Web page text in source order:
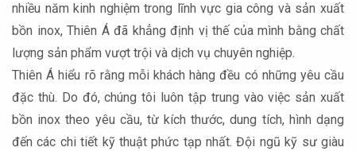
nhiều năm kinh nghiệm trong lĩnh vực gia công và sản xuất
bồn inox, Thiên Á đã khẳng định vị thế của mình bằng chất
lượng sản phẩm vượt trội và dịch vụ chuyên nghiệp.
Thiên Á hiểu rõ rằng mỗi khách hàng đều có những yêu cầu
đặc thù. Do đó, chúng tôi luôn tập trung vào việc sản xuất
bồn inox theo yêu cầu, từ kích thước, dung tích, hình dạng
đến các chi tiết kỹ thuật phức tạp nhất. Đội ngũ kỹ sư giàu